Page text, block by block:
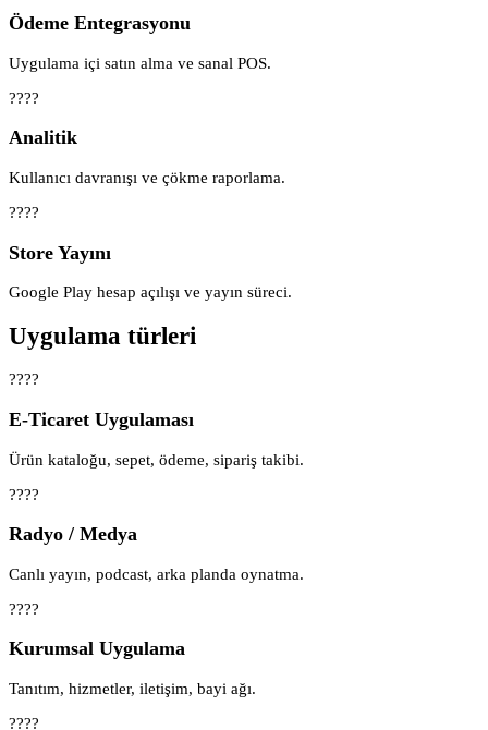
Ödeme Entegrasyonu
Uygulama içi satın alma ve sanal POS.
????
Analitik
Kullanıcı davranışı ve çökme raporlama.
????
Store Yayını
Google Play hesap açılışı ve yayın süreci.
Uygulama türleri
????️
E-Ticaret Uygulaması
Ürün kataloğu, sepet, ödeme, sipariş takibi.
????
Radyo / Medya
Canlı yayın, podcast, arka planda oynatma.
????
Kurumsal Uygulama
Tanıtım, hizmetler, iletişim, bayi ağı.
????